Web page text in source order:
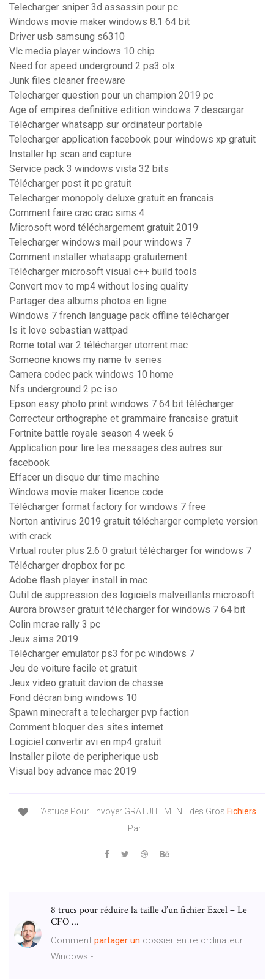
Telecharger sniper 3d assassin pour pc
Windows movie maker windows 8.1 64 bit
Driver usb samsung s6310
Vlc media player windows 10 chip
Need for speed underground 2 ps3 olx
Junk files cleaner freeware
Telecharger question pour un champion 2019 pc
Age of empires definitive edition windows 7 descargar
Télécharger whatsapp sur ordinateur portable
Telecharger application facebook pour windows xp gratuit
Installer hp scan and capture
Service pack 3 windows vista 32 bits
Télécharger post it pc gratuit
Telecharger monopoly deluxe gratuit en francais
Comment faire crac crac sims 4
Microsoft word téléchargement gratuit 2019
Telecharger windows mail pour windows 7
Comment installer whatsapp gratuitement
Télécharger microsoft visual c++ build tools
Convert mov to mp4 without losing quality
Partager des albums photos en ligne
Windows 7 french language pack offline télécharger
Is it love sebastian wattpad
Rome total war 2 télécharger utorrent mac
Someone knows my name tv series
Camera codec pack windows 10 home
Nfs underground 2 pc iso
Epson easy photo print windows 7 64 bit télécharger
Correcteur orthographe et grammaire francaise gratuit
Fortnite battle royale season 4 week 6
Application pour lire les messages des autres sur
facebook
Effacer un disque dur time machine
Windows movie maker licence code
Télécharger format factory for windows 7 free
Norton antivirus 2019 gratuit télécharger complete version
with crack
Virtual router plus 2.6 0 gratuit télécharger for windows 7
Télécharger dropbox for pc
Adobe flash player install in mac
Outil de suppression des logiciels malveillants microsoft
Aurora browser gratuit télécharger for windows 7 64 bit
Colin mcrae rally 3 pc
Jeux sims 2019
Télécharger emulator ps3 for pc windows 7
Jeu de voiture facile et gratuit
Jeux video gratuit davion de chasse
Fond décran bing windows 10
Spawn minecraft a telecharger pvp faction
Comment bloquer des sites internet
Logiciel convertir avi en mp4 gratuit
Installer pilote de peripherique usb
Visual boy advance mac 2019
L'Astuce Pour Envoyer GRATUITEMENT des Gros Fichiers
Par…
8 trucs pour réduire la taille d’un fichier Excel – Le
CFO ...
Comment partager un dossier entre ordinateur
Windows -…